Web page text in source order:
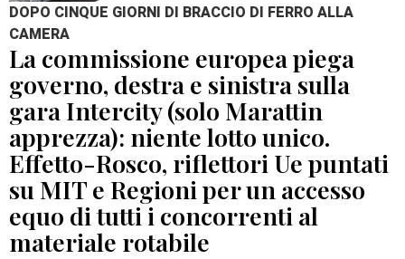
DOPO CINQUE GIORNI DI BRACCIO DI FERRO ALLA
CAMERA
La commissione europea piega
governo, destra e sinistra sulla
gara Intercity (solo Marattin
apprezza): niente lotto unico.
Effetto-Rosco, riflettori Ue puntati
su MIT e Regioni per un accesso
equo di tutti i concorrenti al
materiale rotabile